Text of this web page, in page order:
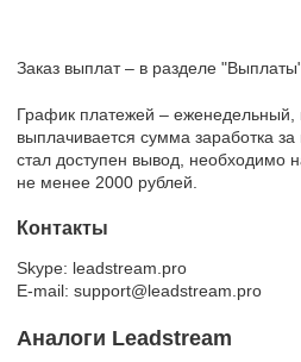
Заказ выплат – в разделе
График платежей – еженедельный,
выплачивается сумма заработка
стал доступен вывод, необходимо
не менее 2000 рублей.
Контакты
Skype: leadstream.pro
E-mail: support@leadstream.pro
Аналоги Leadstream